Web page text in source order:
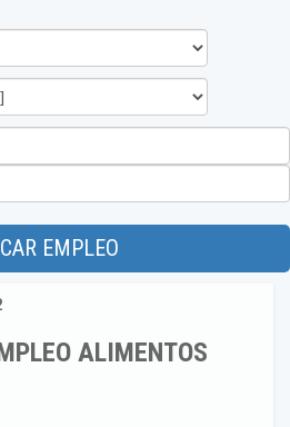
EMPLEO
ALIMENTOS